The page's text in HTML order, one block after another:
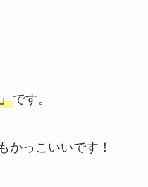
です。
かっこいいです！